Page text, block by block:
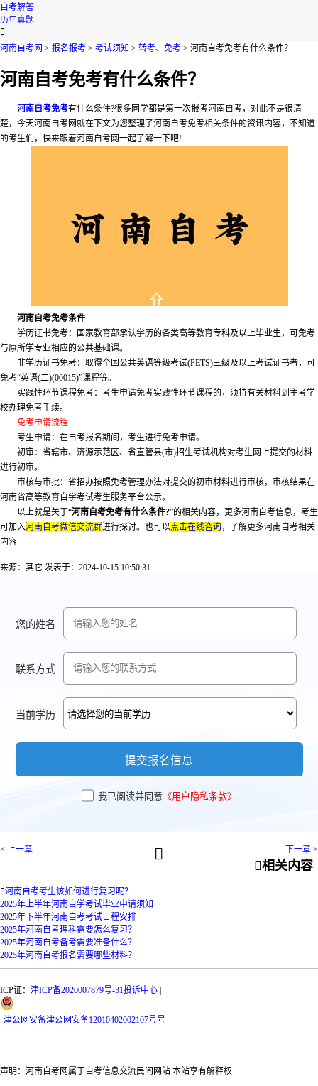
自考解答
历年真题

河南自考网 > 报名报考 > 考试须知 > 转考、免考 > 河南自考免考有什么条件？
河南自考免考有什么条件？
河南自考免考有什么条件?很多同学都是第一次报考河南自考，对此不是很清
楚，今天河南自考网就在下文为您整理了河南自考免考相关条件的资讯内容，不知道
的考生们，快来跟着河南自考网一起了解一下吧!
河南自考免考条件
学历证书免考：国家教育部承认学历的各类高等教育专科及以上毕业生，可免考
与原所学专业相应的公共基础课。
非学历证书免考：取得全国公共英语等级考试(PETS)三级及以上考试证书者，可
免考“英语(二)(00015)”课程等。
实践性环节课程免考：考生申请免考实践性环节课程的，须持有关材料到主考学
校办理免考手续。
免考申请流程
考生申请：在自考报名期间，考生进行免考申请。
初审：省辖市、济源示范区、省直管县(市)招生考试机构对考生网上提交的材料
进行初审。
审核与审批：省招办按照免考管理办法对提交的初审材料进行审核，审核结果在
河南省高等教育自学考试考生服务平台公示。
以上就是关于“河南自考免考有什么条件?”的相关内容，更多河南自考信息，考生
可加入河南自考微信交流群进行探讨。也可以点击在线咨询，了解更多河南自考相关
内容
来源：其它 发表于：2024-10-15 10:50:31
您的姓名
联系方式
当前学历
提交报名信息
我已阅读并同意 《用户隐私条款》
< 上一章  下一章 >
相关内容
河南自考考生该如何进行复习呢？
2025年上半年河南自学考试毕业申请须知
2025年下半年河南自考考试日程安排
2025年河南自考理科需要怎么复习？
2025年河南自考备考需要准备什么？
2025年河南自考报名需要哪些材料？
ICP证： 津ICP备2020007879号-31投诉中心
津公网安备津公网安备12010402002107号号
声明：河南自考网属于自考信息交流民间网站 本站享有解释权